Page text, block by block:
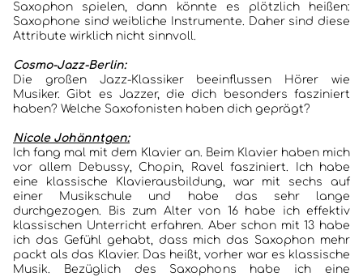
HOME
KONZERTBERICHTE
INTERVIEWS
Saxophon spielen, dann könnte es plötzlich heißen:
Saxophone sind weibliche Instrumente. Daher sind diese
Attribute wirklich nicht sinnvoll.
Cosmo-Jazz-Berlin:
Die großen Jazz-Klassiker beeinflussen Hörer wie
Musiker. Gibt es Jazzer, die dich besonders fasziniert
haben? Welche Saxofonisten haben dich geprägt?
Nicole Johänntgen:
Ich fang mal mit dem Klavier an. Beim Klavier haben mich
vor allem Debussy, Chopin, Ravel fasziniert. Ich habe
eine klassische Klavierausbildung, war mit sechs auf
einer Musikschule und habe das sehr lange
durchgezogen. Bis zum Alter von 16 habe ich effektiv
klassischen Unterricht erfahren. Aber schon mit 13 habe
ich das Gefühl gehabt, dass mich das Saxophon mehr
packt als das Klavier. Das heißt, vorher war es klassische
Musik. Bezüglich des Saxophons habe ich eine